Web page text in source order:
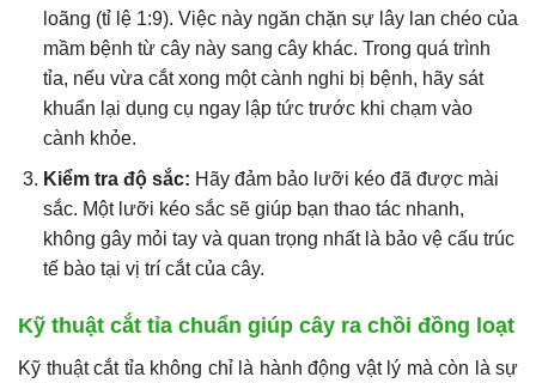
loãng (tỉ lệ 1:9). Việc này ngăn chặn sự lây lan chéo của
mầm bệnh từ cây này sang cây khác. Trong quá trình
tỉa, nếu vừa cắt xong một cành nghi bị bệnh, hãy sát
khuẩn lại dụng cụ ngay lập tức trước khi chạm vào
cành khỏe.
Kiểm tra độ sắc: Hãy đảm bảo lưỡi kéo đã được mài
sắc. Một lưỡi kéo sắc sẽ giúp bạn thao tác nhanh,
không gây mỏi tay và quan trọng nhất là bảo vệ cấu trúc
tế bào tại vị trí cắt của cây.
Kỹ thuật cắt tỉa chuẩn giúp cây ra chồi đồng loạt
Kỹ thuật cắt tỉa không chỉ là hành động vật lý mà còn là sự